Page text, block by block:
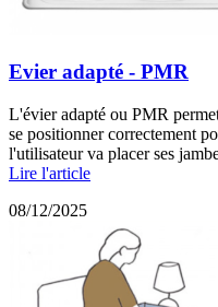
Evier adapté - PMR
L'évier adapté ou PMR
se positionner correctement
l'utilisateur va placer ses
Lire l'article
08/12/2025